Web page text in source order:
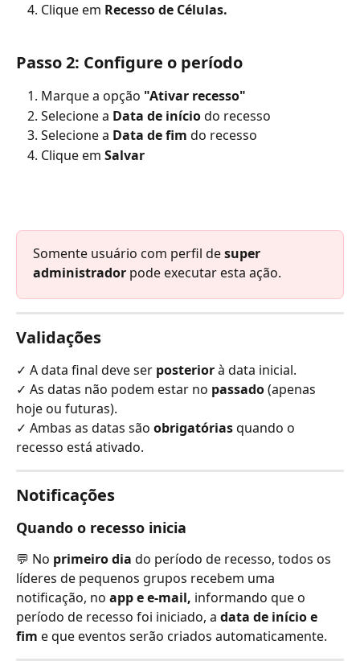
Clique em Recesso de Células.
Passo 2: Configure o período
Marque a opção "Ativar recesso"
Selecione a Data de início do recesso
Selecione a Data de fim do recesso
Clique em Salvar
Somente usuário com perfil de super
administrador pode executar esta ação.
Validações
✓ A data final deve ser posterior à data inicial.
✓ As datas não podem estar no passado (apenas
hoje ou futuras).
✓ Ambas as datas são obrigatórias quando o
recesso está ativado.
Notificações
Quando o recesso inicia
💬 No primeiro dia do período de recesso, todos os
líderes de pequenos grupos recebem uma
notificação, no app e e-mail, informando que o
período de recesso foi iniciado, a data de início e
fim e que eventos serão criados automaticamente.